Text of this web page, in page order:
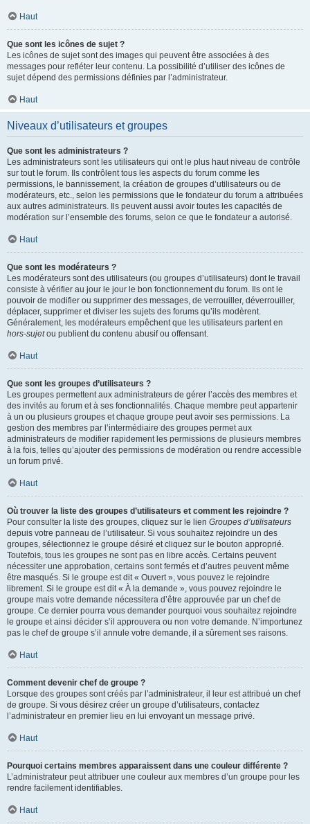
Haut
Que sont les icônes de sujet ?
Les icônes de sujet sont des images qui peuvent être associées à des
messages pour refléter leur contenu. La possibilité d’utiliser des icônes de
sujet dépend des permissions définies par l’administrateur.
Haut
Niveaux d’utilisateurs et groupes
Que sont les administrateurs ?
Les administrateurs sont les utilisateurs qui ont le plus haut niveau de contrôle
sur tout le forum. Ils contrôlent tous les aspects du forum comme les
permissions, le bannissement, la création de groupes d’utilisateurs ou de
modérateurs, etc., selon les permissions que le fondateur du forum a attribuées
aux autres administrateurs. Ils peuvent aussi avoir toutes les capacités de
modération sur l’ensemble des forums, selon ce que le fondateur a autorisé.
Haut
Que sont les modérateurs ?
Les modérateurs sont des utilisateurs (ou groupes d’utilisateurs) dont le travail
consiste à vérifier au jour le jour le bon fonctionnement du forum. Ils ont le
pouvoir de modifier ou supprimer des messages, de verrouiller, déverrouiller,
déplacer, supprimer et diviser les sujets des forums qu’ils modèrent.
Généralement, les modérateurs empêchent que les utilisateurs partent en
hors-sujetou publient du contenu abusif ou offensant.
Haut
Que sont les groupes d’utilisateurs ?
Les groupes permettent aux administrateurs de gérer l’accès des membres et
des invités au forum et à ses fonctionnalités. Chaque membre peut appartenir
à un ou plusieurs groupes et chaque groupe peut avoir ses permissions. La
gestion des membres par l’intermédiaire des groupes permet aux
administrateurs de modifier rapidement les permissions de plusieurs membres
à la fois, telles qu’ajouter des permissions de modération ou rendre accessible
un forum privé.
Haut
Où trouver la liste des groupes d’utilisateurs et comment les rejoindre ?
Pour consulter la liste des groupes, cliquez sur le lien Groupes d’utilisateurs
depuis votre panneau de l’utilisateur. Si vous souhaitez rejoindre un des
groupes, sélectionnez le groupe désiré et cliquez sur le bouton approprié.
Toutefois, tous les groupes ne sont pas en libre accès. Certains peuvent
nécessiter une approbation, certains sont fermés et d’autres peuvent même
être masqués. Si le groupe est dit « Ouvert », vous pouvez le rejoindre
librement. Si le groupe est dit « À la demande », vous pouvez rejoindre le
groupe mais votre demande nécessitera d’être approuvée par un chef de
groupe. Ce dernier pourra vous demander pourquoi vous souhaitez rejoindre
le groupe et ainsi décider s’il approuvera ou non votre demande. N’importunez
pas le chef de groupe s’il annule votre demande, il a sûrement ses raisons.
Haut
Comment devenir chef de groupe ?
Lorsque des groupes sont créés par l’administrateur, il leur est attribué un chef
de groupe. Si vous désirez créer un groupe d’utilisateurs, contactez
l’administrateur en premier lieu en lui envoyant un message privé.
Haut
Pourquoi certains membres apparaissent dans une couleur différente ?
L’administrateur peut attribuer une couleur aux membres d’un groupe pour les
rendre facilement identifiables.
Haut